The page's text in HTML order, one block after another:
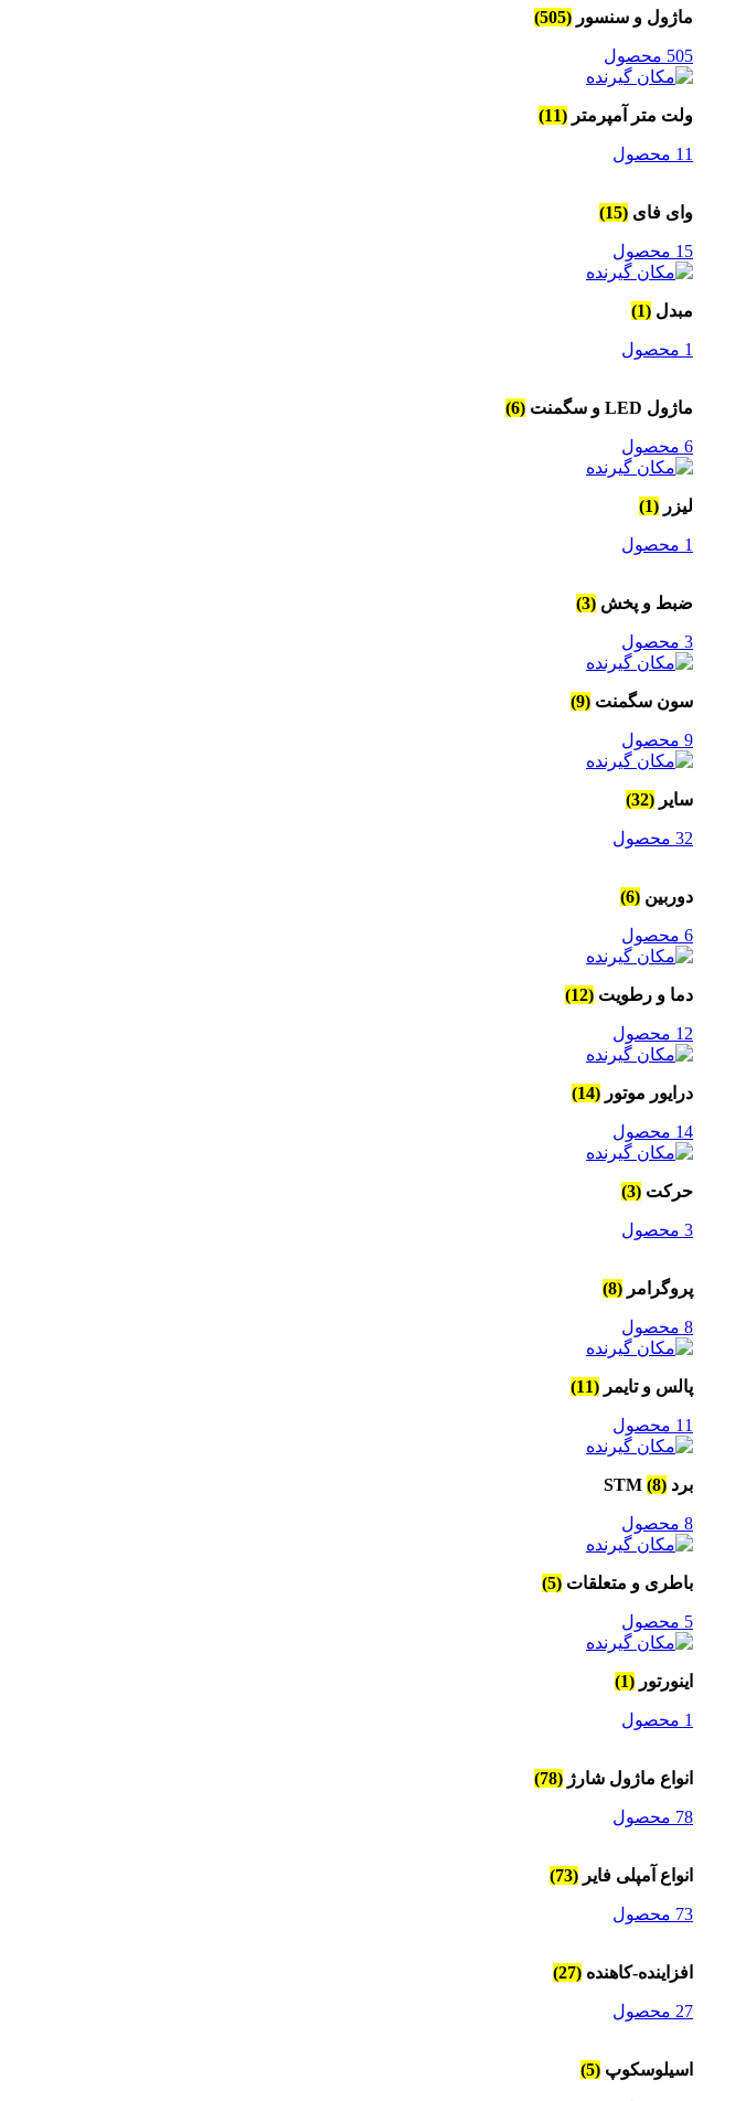
بود. ماژول و سنسور (505)
505 محصول
ولت متر آمپرمتر (11)
11 محصول
وای فای (15)
15 محصول
مبدل (1)
1 محصول
ماژول LED و سگمنت (6)
6 محصول
لیزر (1)
1 محصول
ضبط و پخش (3)
3 محصول
سون سگمنت (9)
9 محصول
سایر (32)
32 محصول
دوربین (6)
6 محصول
دما و رطویت (12)
12 محصول
درایور موتور (14)
14 محصول
حرکت (3)
3 محصول
پروگرامر (8)
8 محصول
پالس و تایمر (11)
11 محصول
برد STM (8)
8 محصول
باطری و متعلقات (5)
5 محصول
اینورتور (1)
1 محصول
انواع ماژول شارژ (78)
78 محصول
انواع آمپلی فایر (73)
73 محصول
افزاینده-کاهنده (27)
27 محصول
اسیلوسکوپ (5)